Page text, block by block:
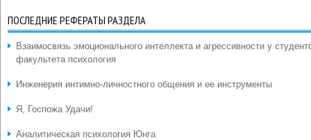
ПОСЛЕДНИЕ РЕФЕРАТЫ РАЗДЕЛА
Взаимосвязь эмоционального интеллекта и агрессивности у
факультета психология
Инженерия интимно-личностного общения и ее инструменты
Я, Госпожа Удачи!
Аналитическая психология Юнга